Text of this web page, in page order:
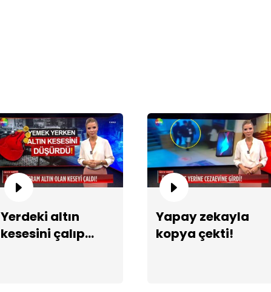
Yerdeki altın
kesesini çalıp
Yapay zekayla
kopya çekti!